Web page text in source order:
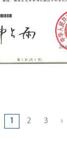
1 2 3 ›